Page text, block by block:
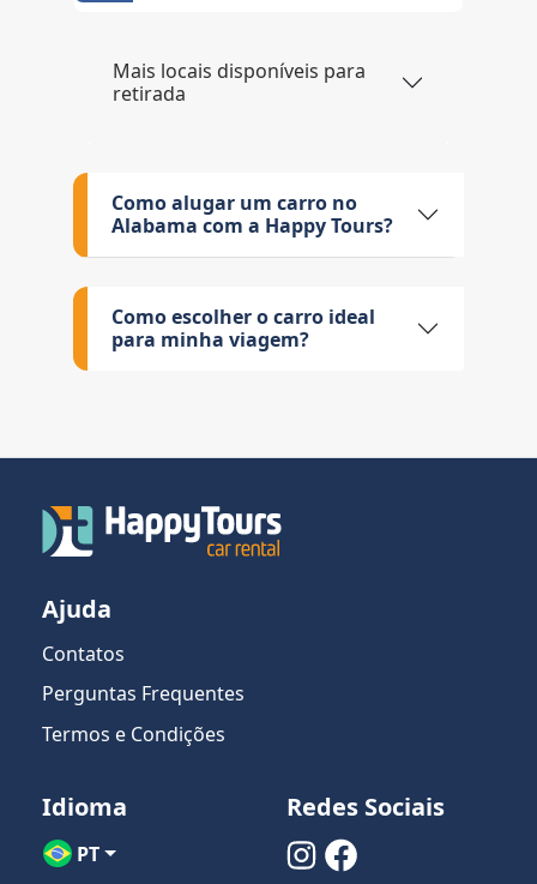
Mais locais disponíveis para
retirada
Como alugar um carro no
Alabama com a Happy Tours?
Como escolher o carro ideal
para minha viagem?
Ajuda
Contatos
Perguntas Frequentes
Termos e Condições
Idioma
PT
Redes Sociais